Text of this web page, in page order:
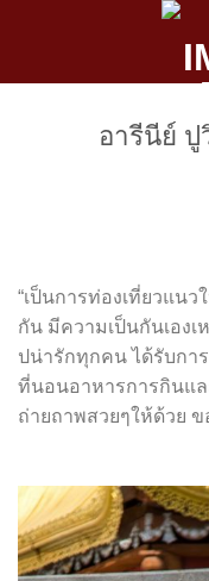
อารีนีย์ ปู
“เป็นการท่องเที่ยวแน
กัน มีความเป็นกันเอง
ปน่ารักทุกคน ได้รับการ
ที่นอนอาหารการกินแ
ถ่ายถาพสวยๆให้ด้วย